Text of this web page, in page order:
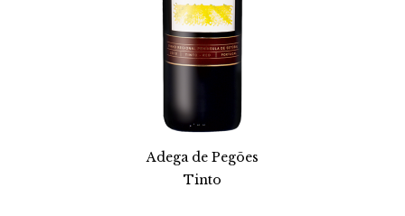
Adega de Pegões
Tinto